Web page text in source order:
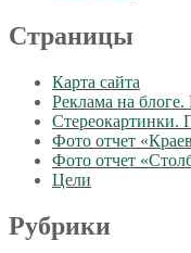
Страницы
Карта сайта
Реклама на
Стереокартинки.
Фото отчет
Фото отчет
Цели
Рубрики